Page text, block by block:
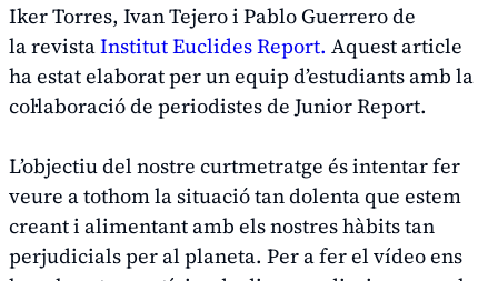
Iker Torres, Ivan Tejero i Pablo Guerrero de
la revistaInstitut Euclides Report. Aquest article
ha estat elaborat per un equip d’estudiants amb la
col·laboració de periodistes de Junior Report.
L’objectiu del nostre curtmetratge és intentar fer
veure a tothom la situació tan dolenta que estem
creant i alimentant amb els nostres hàbits tan
perjudicials per al planeta. Per a fer el vídeo ens